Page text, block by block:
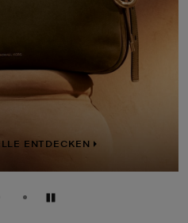
ENTDECKEN
Anhalten